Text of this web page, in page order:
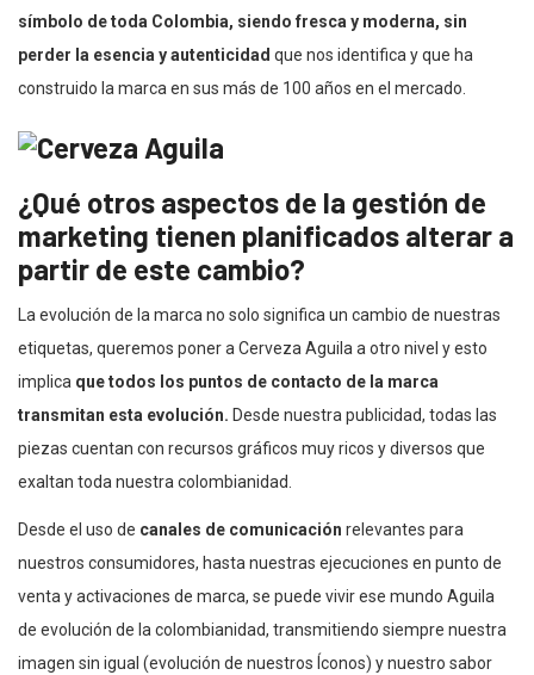
símbolo de toda Colombia, siendo fresca y moderna, sin
perder la esencia y autenticidad que nos identifica y que ha
construido la marca en sus más de 100 años en el mercado.
¿Qué otros aspectos de la gestión de
marketing tienen planificados alterar a
partir de este cambio?
La evolución de la marca no solo significa un cambio de nuestras
etiquetas, queremos poner a Cerveza Aguila a otro nivel y esto
implica que todos los puntos de contacto de la marca
transmitan esta evolución. Desde nuestra publicidad, todas las
piezas cuentan con recursos gráficos muy ricos y diversos que
exaltan toda nuestra colombianidad.
Desde el uso de canales de comunicación relevantes para
nuestros consumidores, hasta nuestras ejecuciones en punto de
venta y activaciones de marca, se puede vivir ese mundo Aguila
de evolución de la colombianidad, transmitiendo siempre nuestra
imagen sin igual (evolución de nuestros Íconos) y nuestro sabor